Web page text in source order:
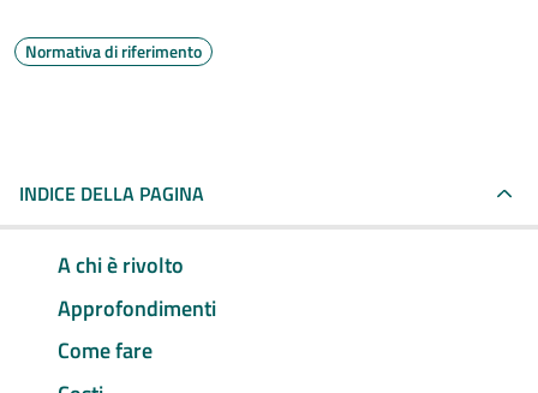
Normativa di riferimento
INDICE DELLA PAGINA
A chi è rivolto
Approfondimenti
Come fare